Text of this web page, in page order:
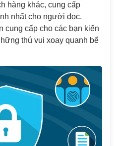
hàng khác, cung cấp
nhất cho người đọc.
cung cấp cho các bạn kiến
thú vui xoay quanh bể